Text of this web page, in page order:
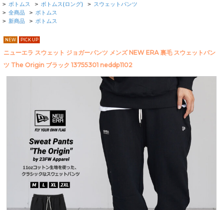
> ボトムス > ボトムス(ロング) > スウェットパンツ
> 全商品 > ボトムス
> 新商品 > ボトムス
NEW PICK UP
ニューエラ スウェット ジョガーパンツ メンズ NEW ERA 裏毛 スウェットパン
ツ The Origin ブラック 13755301 neddp1102